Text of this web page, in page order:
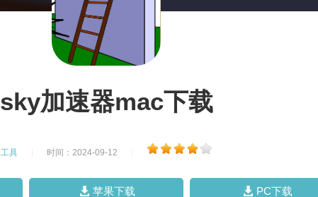
sky加速器mac下载
工具 时间：2024-09-12
苹果下载 PC下载